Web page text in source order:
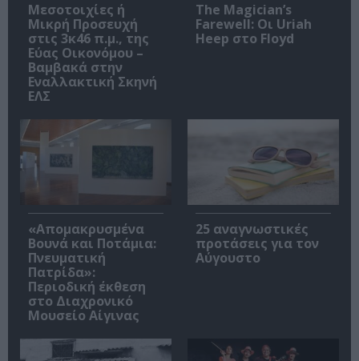
Μεσοτοιχίες ή
Μικρή Προσευχή
στις 3κ46 π.μ., της
Εύας Οικονόμου –
Βαμβακά στην
Εναλλακτική Σκηνή
ΕΛΣ
The Magician’s
Farewell: Οι Uriah
Heep στο Floyd
«Απομακρυσμένα
Βουνά και Ποτάμια:
Πνευματική
Πατρίδα»:
Περιοδική έκθεση
στο Διαχρονικό
Μουσείο Αίγινας
25 αναγνωστικές
προτάσεις για τον
Αύγουστο